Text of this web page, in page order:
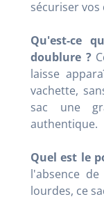
sécuriser
Qu'est-ce
doublure ?
laisse
vachette,
sac une
authentique.
Quel est le
l'absence
lourdes, ce